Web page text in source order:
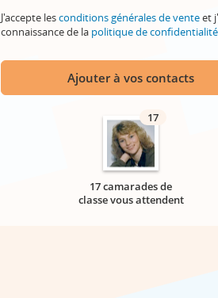
J'accepte lesconditions générales de venteet
connaissance de la politique de confidentialité
Ajouter à vos contacts
17
17 camarades de
classe vous attendent